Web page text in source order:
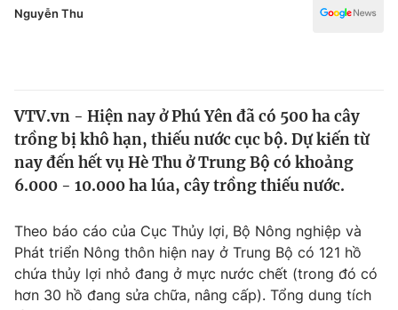
Xã hội
Y tế
Thế giới
Thế giới đó đây
Câu chuyện quốc tế
Kinh tế
Tài chính
Thị trường
Dữ liệu và đời sống
Văn hóa - Giải trí
Giáo dục
Nguyễn Thu
VTV.vn - Hiện nay ở Phú Yên đã có 500 ha cây
trồng bị khô hạn, thiếu nước cục bộ. Dự kiến từ
nay đến hết vụ Hè Thu ở Trung Bộ có khoảng
6.000 - 10.000 ha lúa, cây trồng thiếu nước.
Theo báo cáo của Cục Thủy lợi, Bộ Nông nghiệp và
Phát triển Nông thôn hiện nay ở Trung Bộ có 121 hồ
chứa thủy lợi nhỏ đang ở mực nước chết (trong đó có
hơn 30 hồ đang sửa chữa, nâng cấp). Tổng dung tích